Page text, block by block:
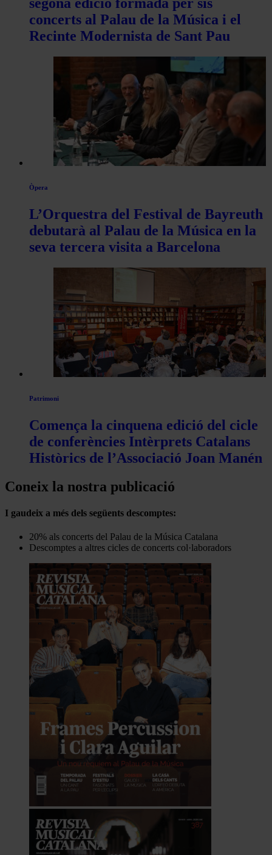
concerts al Palau de la Música i el
Recinte Modernista de Sant Pau
Òpera
L’Orquestra del Festival de Bayreuth
debutarà al Palau de la Música en la
seva tercera visita a Barcelona
Patrimoni
Comença la cinquena edició del cicle
de conferències Intèrprets Catalans
Històrics de l’Associació Joan Manén
Coneix la nostra publicació
I gaudeix a més dels següents descomptes:
20% als concerts del Palau de la Música Catalana
Descomptes a altres cicles de concerts col·laboradors